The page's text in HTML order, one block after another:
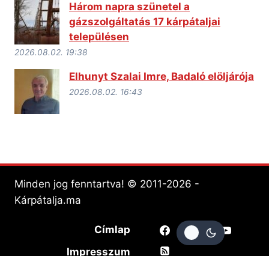
Három napra szünetel a
gázszolgáltatás 17 kárpátaljai
településen
2026.08.02. 19:38
Elhunyt Szalai Imre, Badaló elöljárója
2026.08.02. 16:43
Minden jog fenntartva! © 2011-2026 -
Kárpátalja.ma
Címlap
Impresszum